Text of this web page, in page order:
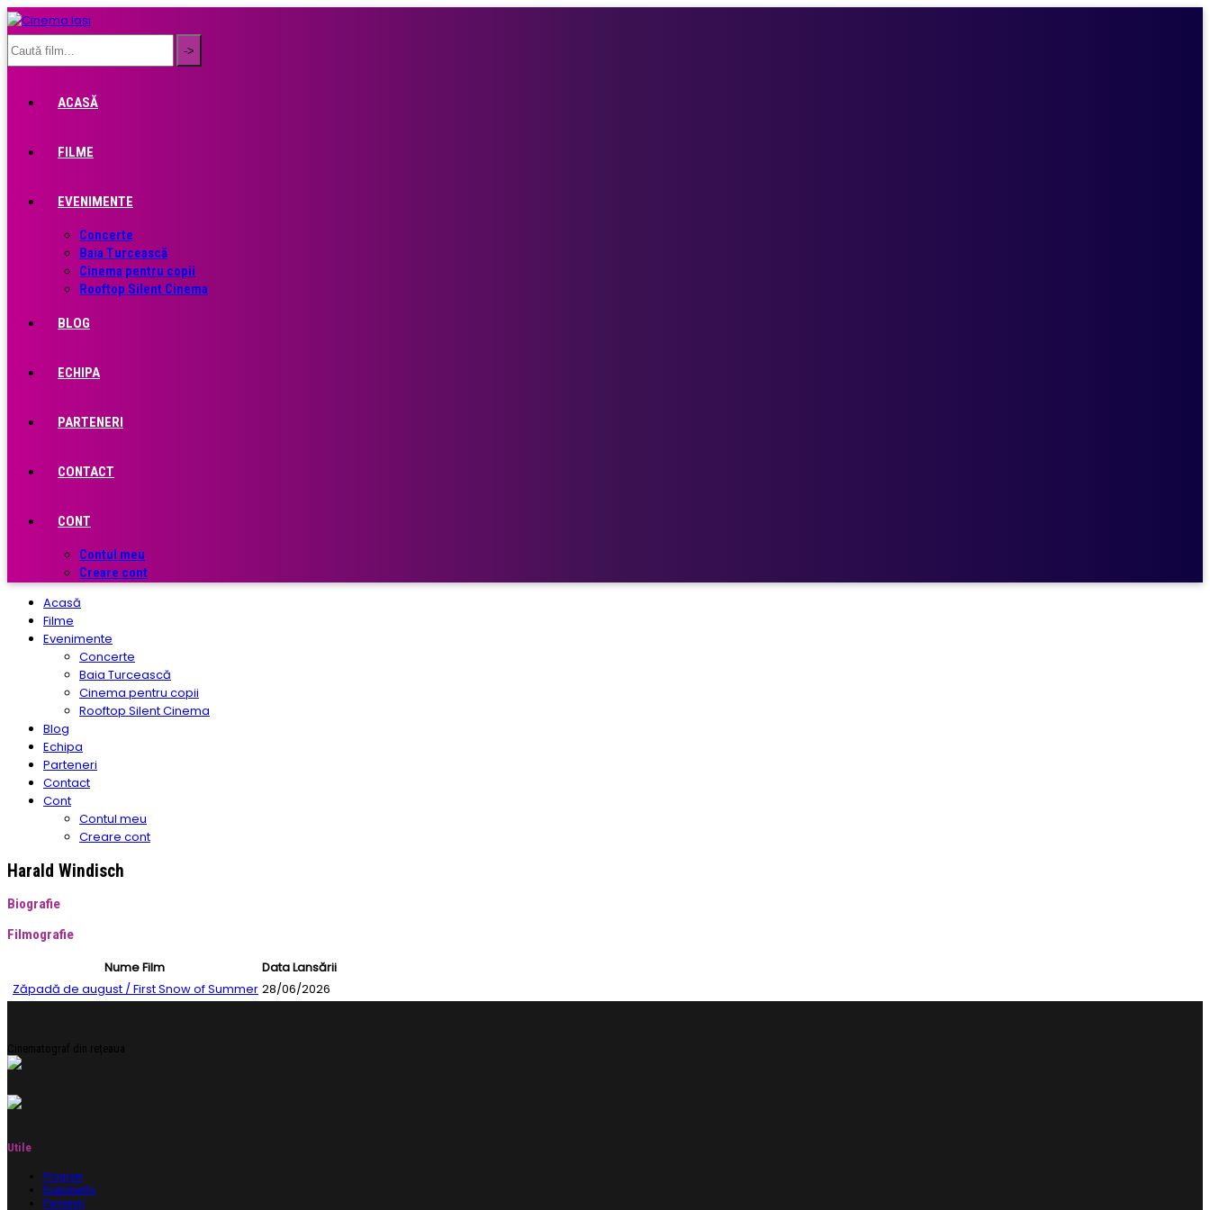
ACASĂ
FILME
EVENIMENTE
Concerte
Baia Turcească
Cinema pentru copii
Rooftop Silent Cinema
BLOG
ECHIPA
PARTENERI
CONTACT
CONT
Contul meu
Creare cont
Acasă
Filme
Evenimente
Concerte
Baia Turcească
Cinema pentru copii
Rooftop Silent Cinema
Blog
Echipa
Parteneri
Contact
Cont
Contul meu
Creare cont
Harald Windisch
Biografie
Filmografie
Nume Film
Data Lansării
Zăpadă de august / First Snow of Summer 28/06/2026
Cinematograf din rețeaua
Utile
Program
Evenimente
Parteneri